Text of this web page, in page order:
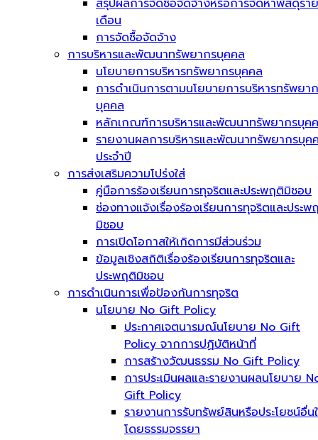
สรุปผลการจัดซื้อจัดจ้างหรือการจัดหาพัสดุราย
เดือน
การจัดซื้อจัดจ้าง
การบริหารและพัฒนาทรัพยากรบุคคล
นโยบายการบริหารทรัพยากรบุคคล
การดำเนินการตามนโยบายการบริหารทรัพยา
บุคคล
หลักเกณฑ์การบริหารและพัฒนาทรัพยากรบุค
รายงานผลการบริหารและพัฒนาทรัพยากรบุค
ประจำปี
การส่งเสริมความโปร่งใส่
คู่มือการร้องเรียนการทุจริตและประพฤติมิชอบ
ช่องทางแจ้งเรื่องร้องเรียนการทุจริตและประพ
มิชอบ
การเปิดโอกาสให้เกิดการมีส่วนร่วม
ข้อมูลเชิงสถิติเรื่องร้องเรียนการทุจริตและ
ประพฤติมิชอบ
การดำเนินการเพื่อป้องกันการทุจริต
นโยบาย No Gift Policy
ประกาศเจตนารมณ์นโยบาย No Gift
Policy จากการปฏิบัติหน้าที่
การสร้างวัฒนธรรม No Gift Policy
การประเมินผลและรายงานผลนโยบาย
Gift Policy
รายงานการรับทรัพย์สินหรือประโยชน์อื่น
โดยธรรมจรรยา